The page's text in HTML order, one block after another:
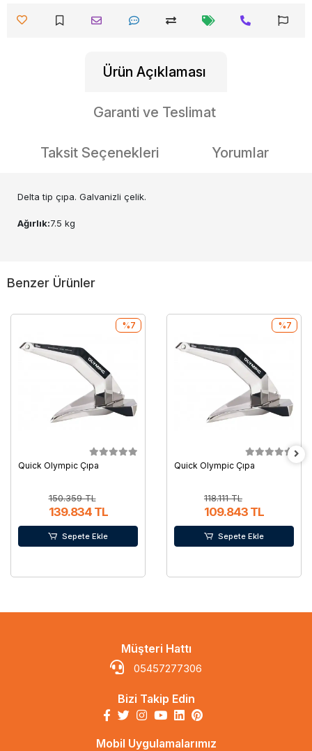
Ürün Açıklaması
Garanti ve Teslimat
Taksit Seçenekleri Yorumlar
Delta tip çıpa. Galvanizli çelik.
Ağırlık:7.5 kg
Benzer Ürünler
Quick Olympic Çıpa
150.359 TL
139.834 TL
%7
Sepete Ekle
Quick Olympic Çıpa
118.111 TL
109.843 TL
%7
Sepete Ekle
Müşteri Hattı
05457277306
Bizi Takip Edin
Mobil Uygulamalarımız